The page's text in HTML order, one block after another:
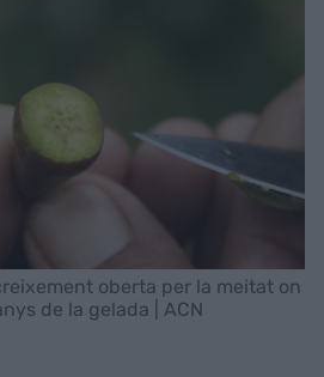
oberta per la meitat on
de la gelada | ACN